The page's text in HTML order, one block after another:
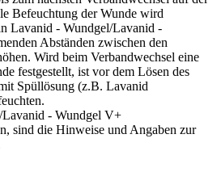
Befeuchtung der Wunde wird
Lavanid - Wundgel/Lavanid -
Abständen zwischen den
Wird beim Verbandwechsel eine
festgestellt, ist vor dem Lösen des
Spüllösung (z.B. Lavanid
- Wundgel V+
sind die Hinweise und Angaben zur